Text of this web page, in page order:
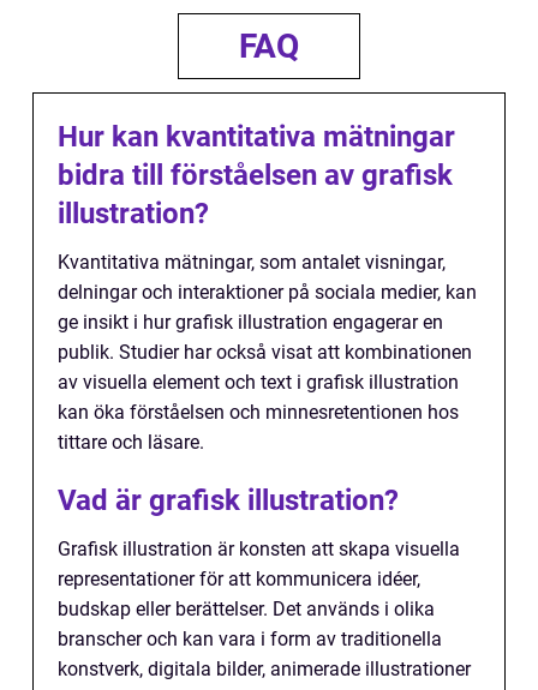
FAQ
Hur kan kvantitativa mätningar
bidra till förståelsen av grafisk
illustration?
Kvantitativa mätningar, som antalet visningar,
delningar och interaktioner på sociala medier, kan
ge insikt i hur grafisk illustration engagerar en
publik. Studier har också visat att kombinationen
av visuella element och text i grafisk illustration
kan öka förståelsen och minnesretentionen hos
tittare och läsare.
Vad är grafisk illustration?
Grafisk illustration är konsten att skapa visuella
representationer för att kommunicera idéer,
budskap eller berättelser. Det används i olika
branscher och kan vara i form av traditionella
konstverk, digitala bilder, animerade illustrationer